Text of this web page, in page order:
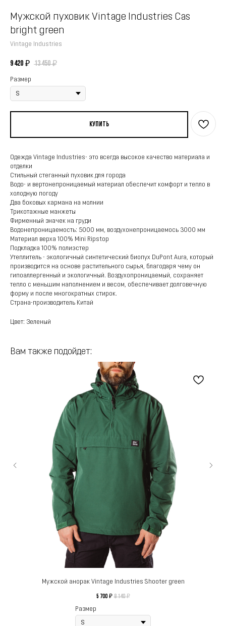
Мужской пуховик Vintage Industries Cas
bright green
Vintage Industries
9 420 ₽ 13 450 ₽
Размер
КУПИТЬ
Одежда Vintage Industries- это всегда высокое качество материала и
отделки
Стильный стеганный пуховик для города
Водо- и вертонепроницаемый материал обеспечит комфорт и тепло в
холодную погоду
Два боковых кармана на молнии
Трикотажные манжеты
Фирменный значек на груди
Водонепроницаемость: 5000 мм, воздухонепроницаемось 3000 мм
Материал верха 100% Mini Ripstop
Подкладка 100% полиэстер
Утеплитель - экологичный синтетический биопух DuPont Aura, который
производится на основе растительного сырья, благодаря чему он
гипоаллергенный и экологичный. Воздухопроницаемый, сохраняет
тепло с меньшим наполнением и весом, обеспечивает долговечную
форму и после многократных стирок.
Страна-производитель Китай
Цвет: Зеленый
Вам также подойдет:
Мужской анорак Vintage Industries Shooter green
5 700 ₽ 8 140 ₽
Размер